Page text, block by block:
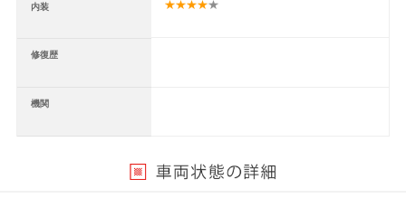
内装
修復歴
機関